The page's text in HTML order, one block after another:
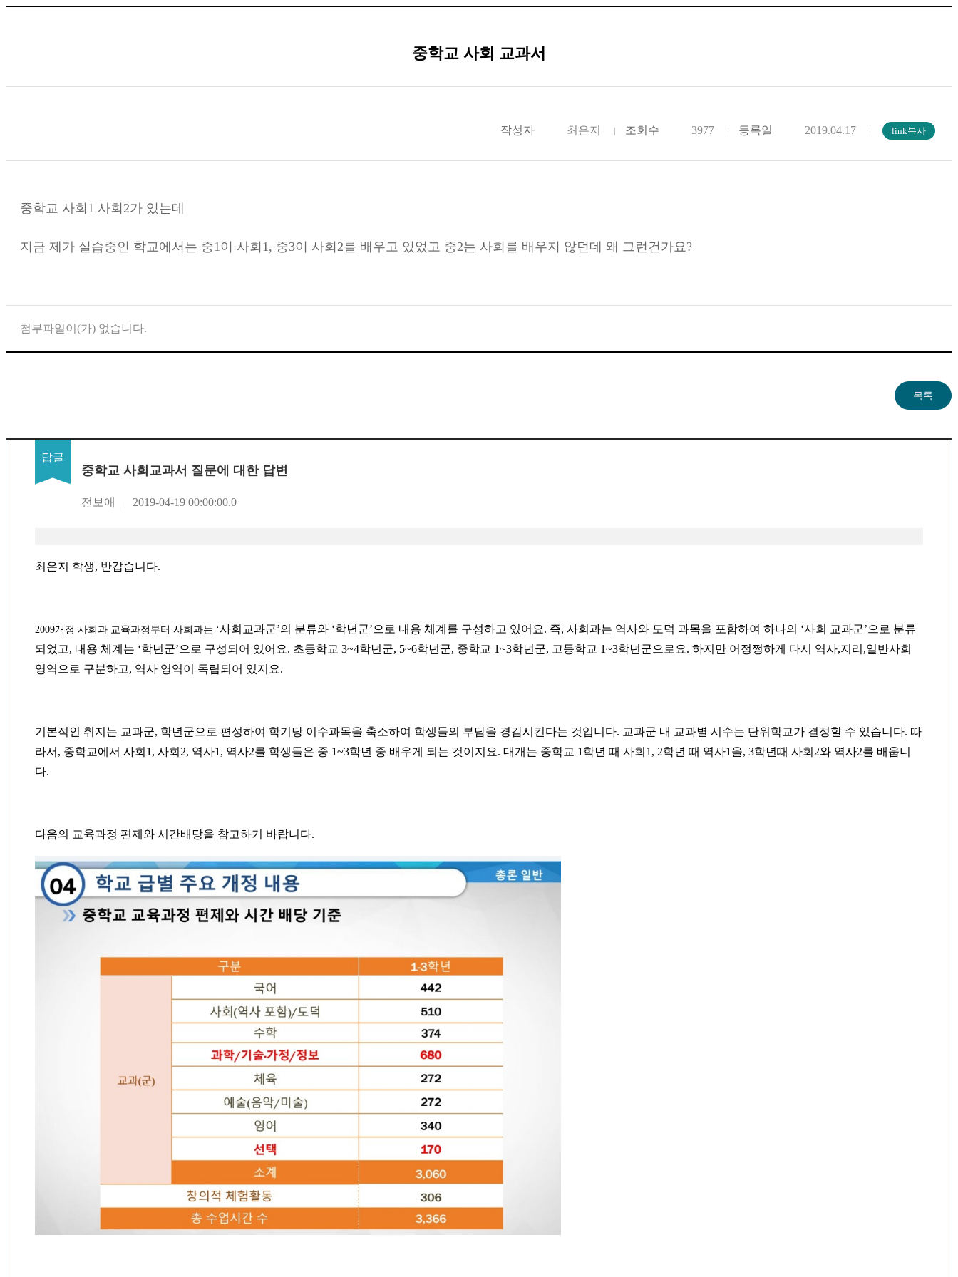
중학교 사회 교과서
작성자 최은지 조회수 3977 등록일 2019.04.17
중학교 사회1 사회2가 있는데
지금 제가 실습중인 학교에서는 중1이 사회1, 중3이 사회2를 배우고 있었고 중2는 사회를 배우지 않던데 왜 그런건가요?
첨부파일이(가) 없습니다.
중학교 사회교과서 질문에 대한 답변
전보애 2019-04-19 00:00:00.0
최은지 학생, 반갑습니다.
2009개정 사회과 교육과정부터 사회과는 ‘사회교과군’의 분류와 ‘학년군’으로 내용 체계를 구성하고 있어요. 즉, 사회과는 역사와 도덕 과목을 포함하여 하나의 ‘사회 교과군’으로 분류
되었고, 내용 체계는 ‘학년군’으로 구성되어 있어요. 초등학교 3~4학년군, 5~6학년군, 중학교 1~3학년군, 고등학교 1~3학년군으로요. 하지만 어정쩡하게 다시 역사,지리 ,일반사회
영역으로 구분하고, 역사 영역이 독립되어 있지요.
기본적인 취지는 교과군, 학년군으로 편성하여 학기당 이수과목을 축소하여 학생들의 부담을 경감시킨다는 것입니다. 교과군 내 교과별 시수는 단위학교가 결정할 수 있습니다. 따
라서 , 중학교에서 사회 1, 사회 2, 역사1, 역사2를 학생들은 중 1~3학년 중 배우게 되는 것이지요. 대개는 중학교 1 학년 때 사회 1, 2학년 때 역사1 을, 3학년때 사회 2와 역사2를 배웁니
다.
다음의 교육과정 편제와 시간배당을 참고하기 바랍니다.